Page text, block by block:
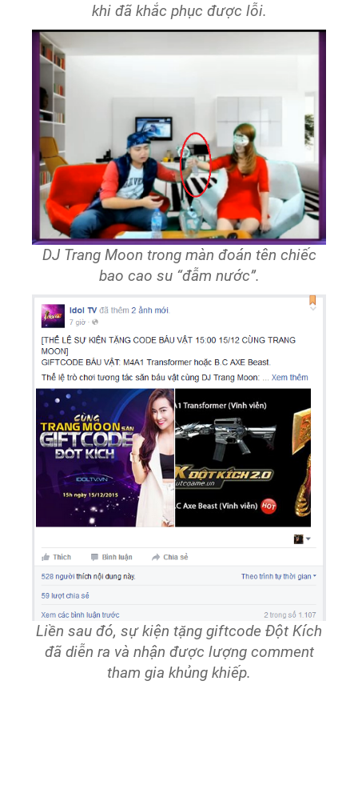
khi đã khắc phục được lỗi.
DJ Trang Moon trong màn đoán tên chiếc
bao cao su “đẫm nước”.
Liền sau đó, sự kiện tặng giftcode Đột Kích
đã diễn ra và nhận được lượng comment
tham gia khủng khiếp.